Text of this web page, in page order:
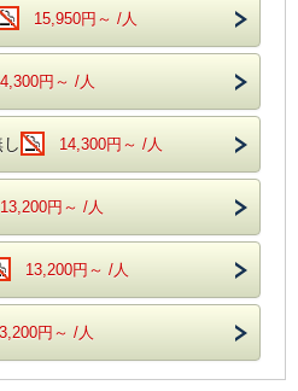
15,950円～ /人
円～ /人
14,300円～ /人
13,200円～ /人
13,200円～ /人
円～ /人